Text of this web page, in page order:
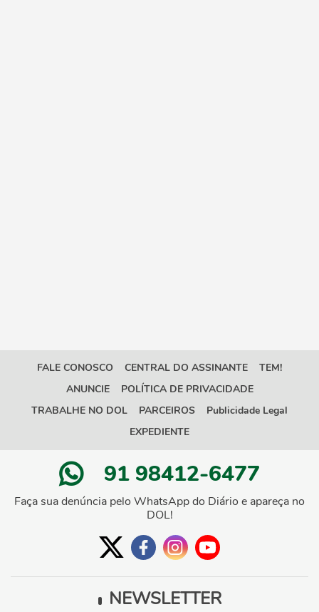
FALE CONOSCO CENTRAL DO ASSINANTE
TEM!
ANUNCIE
POLÍTICA DE PRIVACIDADE
TRABALHE NO DOL
PARCEIROS
Publicidade Legal
EXPEDIENTE
91 98412-6477
Faça sua denúncia pelo WhatsApp do Diário e apareça no
DOL!
NEWSLETTER